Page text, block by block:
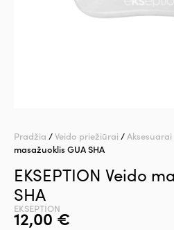
Pradžia /Veido priežiūrai /Aksesuarai
masažuoklis GUA SHA
EKSEPTION Veido
SHA
EKSEPTION
12,00€